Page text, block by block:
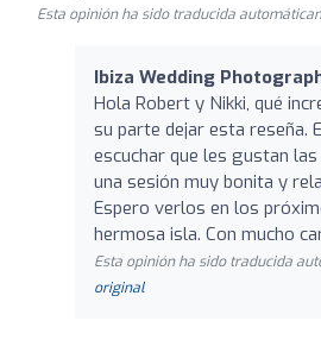
Esta opinión ha sido traducida
Ibiza Wedding
Hola Robert y Nikki, qué
su parte dejar esta reseña.
escuchar que les gustan
una sesión muy bonita y
Espero verlos en los
hermosa isla. Con mucho
Esta opinión ha sido traducida
original